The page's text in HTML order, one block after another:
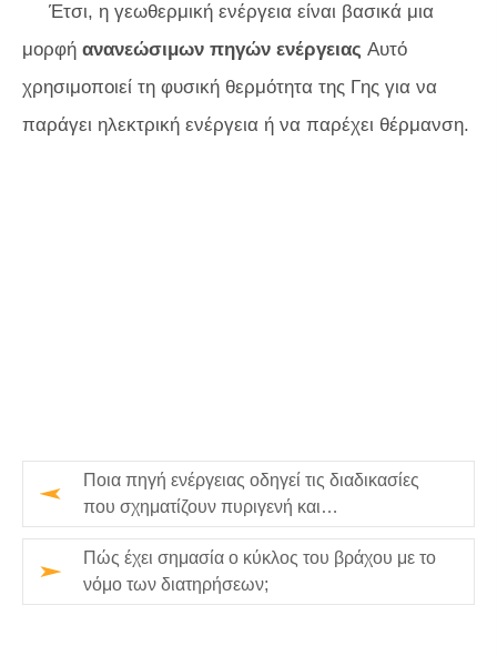
Έτσι, η γεωθερμική ενέργεια είναι βασικά μια
μορφή ανανεώσιμων πηγών ενέργειας Αυτό
χρησιμοποιεί τη φυσική θερμότητα της Γης για να
παράγει ηλεκτρική ενέργεια ή να παρέχει θέρμανση.
Ποια πηγή ενέργειας οδηγεί τις διαδικασίες
που σχηματίζουν πυριγενή και
μεταμορφωμένα πετρώματα που βρίσκον…
Πώς έχει σημασία ο κύκλος του βράχου με το
νόμο των διατηρήσεων;